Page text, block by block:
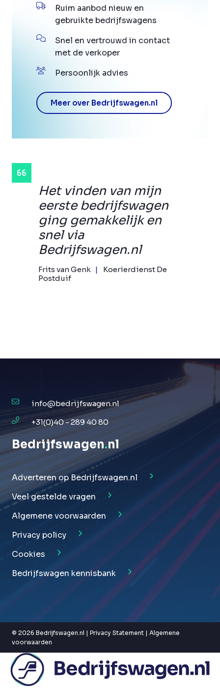
Het vinden van mijn
eerste bedrijfswagen
ging gemakkelijk en
snel via
Bedrijfswagen.nl
Frits van Genk
Koerierdienst De
Postduif
Ruim aanbod nieuw en
gebruikte bedrijfswagens
Snel en vertrouwd in contact
met de verkoper
Persoonlijk advies
Meer over Bedrijfswagen.nl
info@bedrijfswagen.nl
+31(0)40 - 289 40 80
Bedrijfswagen.nl
Adverteren op Bedrijfswagen.nl
Veel gestelde vragen
Algemene voorwaarden
Privacy policy
Cookies
Bedrijfswagen kennisbank
© 2026 Bedrijfswagen.nl | Privacy Statement | Algemene
voorwaarden